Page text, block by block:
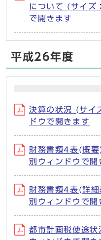
について (サイ
で開きます
平成26年度
決算の状況 (サ
ドウで開きます
財務書類4表(概
別ウィンドウで開
財務書類4表(詳
別ウィンドウで開
都市計画税使途